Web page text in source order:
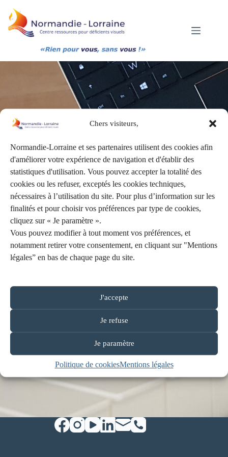
Chers visiteurs,
Normandie-Lorraine et ses partenaires utilisent des cookies afin
d'améliorer votre expérience de navigation et d'établir des
statistiques d'utilisation. Vous pouvez accepter la totalité des
cookies ou les refuser, exceptés les cookies techniques,
nécessaires à l’utilisation du site. Pour plus d’information sur les
finalités et pour choisir vos préférences par type de cookies,
cliquez sur « Je paramètre ».
Vous pouvez modifier à tout moment vos préférences, et
notamment retirer votre consentement, en cliquant sur "Mentions
légales” en bas de chaque page du site.
J'accepte
Je refuse
Je paramètre
Politique de cookiesMentions légales
contenu
20240410_121750